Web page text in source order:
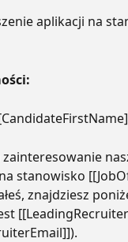
aplikacji na
stanowisko
znajdziesz